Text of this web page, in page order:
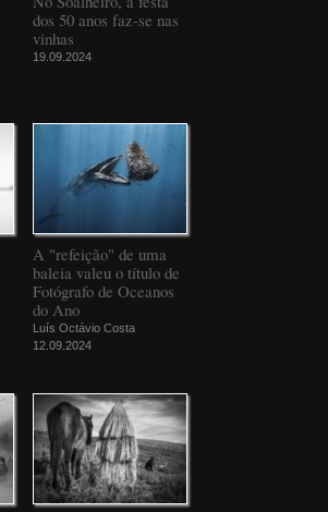
dos 50 anos faz-se nas
vinhas
19.09.2024
A "refeição" de uma
baleia valeu o título de
Fotógrafo de Oceanos
do Ano
Luís Octávio Costa
12.09.2024